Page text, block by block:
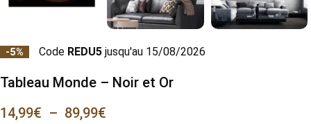
-5% Code REDU5 jusqu'au 15/08/2026
Tableau Monde – Noir et Or
14,99€ – 89,99€